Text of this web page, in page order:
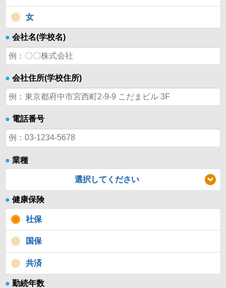
女
● 会社名(学校名)
● 会社住所(学校住所)
● 電話番号
● 業種
選択してください
● 健康保険
社保
国保
共済
● 勤続年数